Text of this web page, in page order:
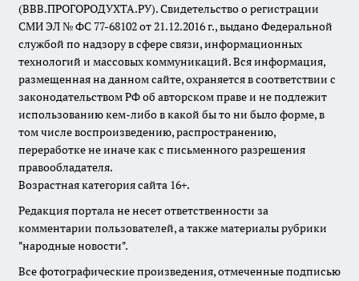
(ВВВ.ПРОГОРОДУХТА.РУ). Свидетельство о регистрации
СМИ ЭЛ № ФС 77-68102 от 21.12.2016 г., выдано Федеральной
службой по надзору в сфере связи, информационных
технологий и массовых коммуникаций. Вся информация,
размещенная на данном сайте, охраняется в соответствии с
законодательством РФ об авторском праве и не подлежит
использованию кем-либо в какой бы то ни было форме, в
том числе воспроизведению, распространению,
переработке не иначе как с письменного разрешения
правообладателя.
Возрастная категория сайта 16+.
Редакция портала не несет ответственности за
комментарии пользователей, а также материалы рубрики
"народные новости".
Все фотографические произведения, отмеченные подписью